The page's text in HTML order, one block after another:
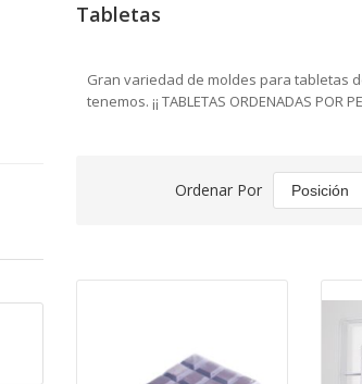
Tabletas
Gran variedad de moldes para tabletas
tenemos. ¡¡ TABLETAS ORDENADAS POR
Ordenar Por